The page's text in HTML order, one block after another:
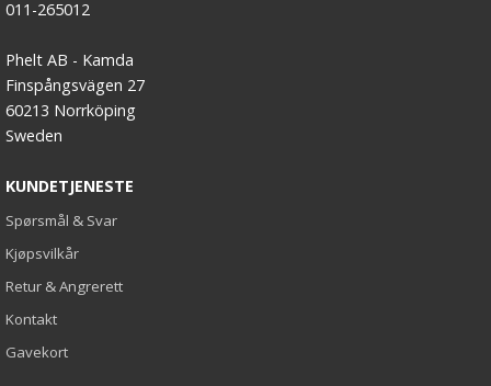
011-265012
Phelt AB - Kamda
Finspångsvägen 27
60213 Norrköping
Sweden
KUNDETJENESTE
Spørsmål & Svar
Kjøpsvilkår
Retur & Angrerett
Kontakt
Gavekort